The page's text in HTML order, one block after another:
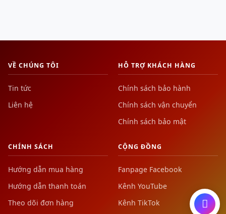
VỀ CHÚNG TÔI
Tin tức
Liên hệ
HỖ TRỢ KHÁCH HÀNG
Chính sách bảo hành
Chính sách vận chuyển
Chính sách bảo mật
CHÍNH SÁCH
Hướng dẫn mua hàng
Hướng dẫn thanh toán
Theo dõi đơn hàng
CỘNG ĐỒNG
Fanpage Facebook
Kênh YouTube
Kênh TikTok